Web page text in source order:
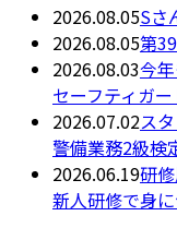
2026.08.05Sさ
2026.08.05第
2026.08.03今
セーフティガ
2026.07.02ス
警備業務2級検
2026.06.19研
新人研修で身